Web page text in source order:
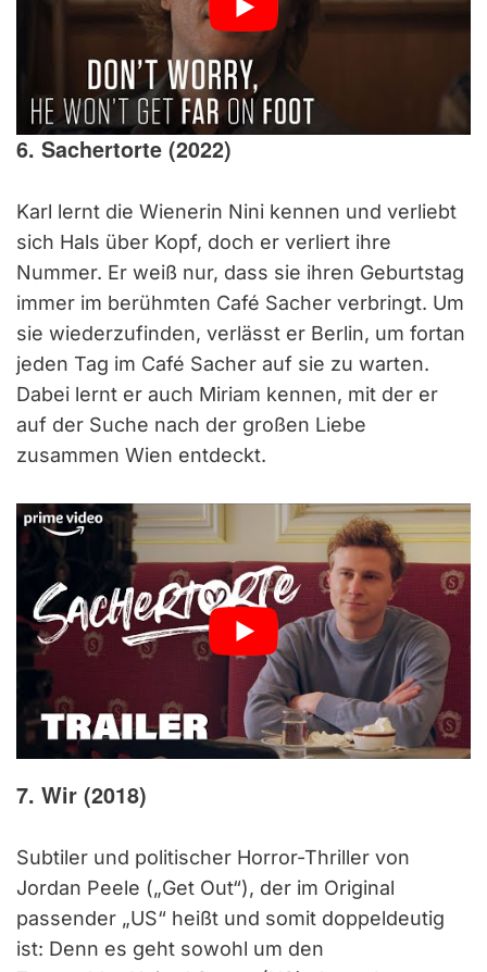
6. Sachertorte (2022)
Karl lernt die Wienerin Nini kennen und verliebt
sich Hals über Kopf, doch er verliert ihre
Nummer. Er weiß nur, dass sie ihren Geburtstag
immer im berühmten Café Sacher verbringt. Um
sie wiederzufinden, verlässt er Berlin, um fortan
jeden Tag im Café Sacher auf sie zu warten.
Dabei lernt er auch Miriam kennen, mit der er
auf der Suche nach der großen Liebe
zusammen Wien entdeckt.
7. Wir (2018)
Subtiler und politischer Horror-Thriller von
Jordan Peele („Get Out“), der im Original
passender „US“ heißt und somit doppeldeutig
ist: Denn es geht sowohl um den